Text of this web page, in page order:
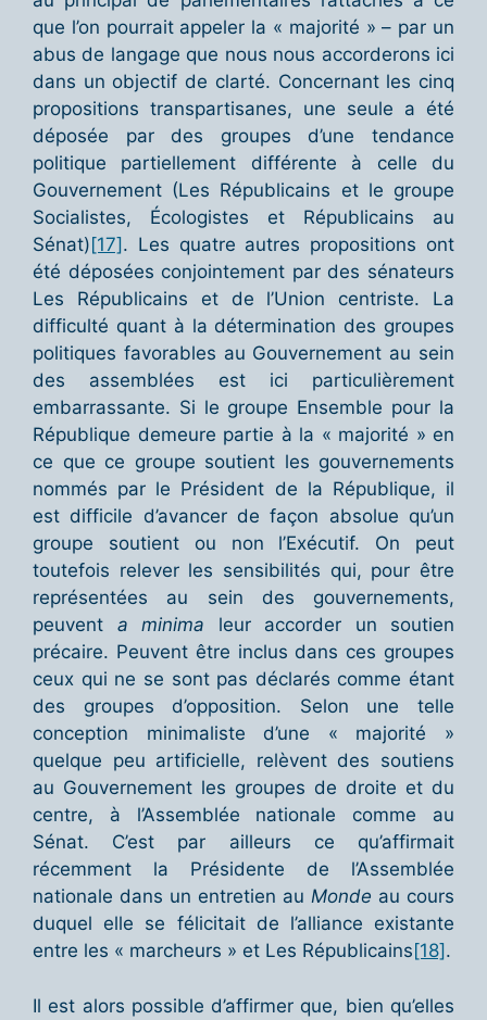
que l’on pourrait appeler la « majorité » – par un
abus de langage que nous nous accorderons ici
dans un objectif de clarté. Concernant les cinq
propositions transpartisanes, une seule a été
déposée par des groupes d’une tendance
politique partiellement différente à celle du
Gouvernement (Les Républicains et le groupe
Socialistes, Écologistes et Républicains au
Sénat) [17] . Les quatre autres propositions ont
été déposées conjointement par des sénateurs
Les Républicains et de l’Union centriste. La
difficulté quant à la détermination des groupes
politiques favorables au Gouvernement au sein
des assemblées est ici particulièrement
embarrassante. Si le groupe Ensemble pour la
République demeure partie à la « majorité » en
ce que ce groupe soutient les gouvernements
nommés par le Président de la République, il
est difficile d’avancer de façon absolue qu’un
groupe soutient ou non l’Exécutif. On peut
toutefois relever les sensibilités qui, pour être
représentées au sein des gouvernements,
peuvent a minima leur accorder un soutien
précaire. Peuvent être inclus dans ces groupes
ceux qui ne se sont pas déclarés comme étant
des groupes d’opposition. Selon une telle
conception minimaliste d’une « majorité »
quelque peu artificielle, relèvent des soutiens
au Gouvernement les groupes de droite et du
centre, à l’Assemblée nationale comme au
Sénat. C’est par ailleurs ce qu’affirmait
récemment la Présidente de l’Assemblée
nationale dans un entretien au Monde au cours
duquel elle se félicitait de l’alliance existante
entre les « marcheurs » et Les Républicains [18] .
Il est alors possible d’affirmer que, bien qu’elles